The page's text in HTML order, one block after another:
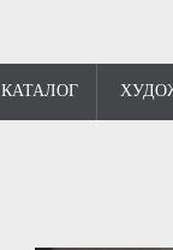
КАТАЛОГ